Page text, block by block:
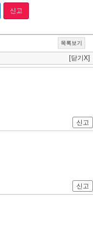
신고
목록보기
[닫기X]
신고
신고